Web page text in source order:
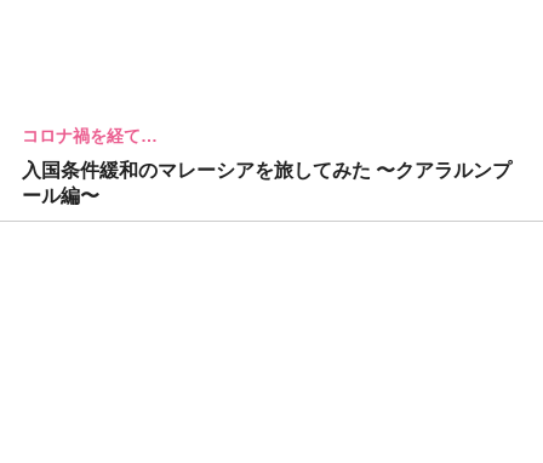
コロナ禍を経て…
入国条件緩和のマレーシアを旅してみた 〜クアラルンプ
ール編〜